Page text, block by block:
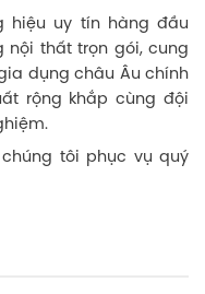
hiệu uy tín hàng đầu
nội thất trọn gói, cung
dụng châu Âu chính
rộng khắp cùng đội
tôi phục vụ quý